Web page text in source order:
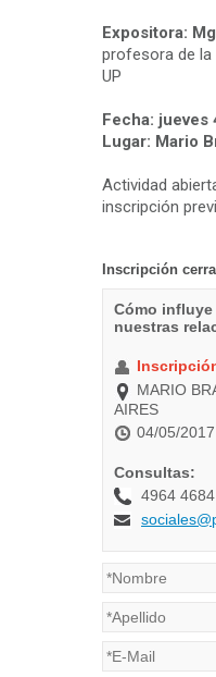
Expositora:
profesora de la
UP
Fecha: jueves
Lugar: Mario
Actividad
inscripción